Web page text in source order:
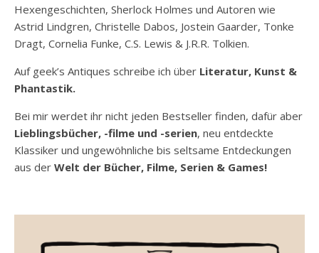
Hexengeschichten, Sherlock Holmes und Autoren wie
Astrid Lindgren, Christelle Dabos, Jostein Gaarder, Tonke
Dragt, Cornelia Funke, C.S. Lewis & J.R.R. Tolkien.
Auf geek’s Antiques schreibe ich über Literatur, Kunst &
Phantastik.
Bei mir werdet ihr nicht jeden Bestseller finden, dafür aber
Lieblingsbücher, -filme und -serien, neu entdeckte
Klassiker und ungewöhnliche bis seltsame Entdeckungen
aus der Welt der Bücher, Filme, Serien & Games!